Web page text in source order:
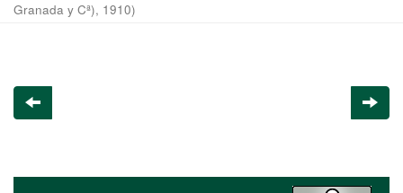
Granada y Cª), 1910)